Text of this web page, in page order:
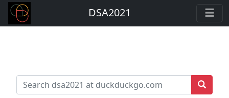
DSA2021